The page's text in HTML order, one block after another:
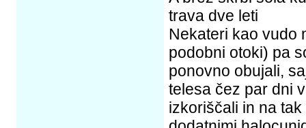
trava dve leti
Nekateri kao vudo
podobni otoki) pa
ponovno obujali,
telesa čez par dni
izkoriščali in na